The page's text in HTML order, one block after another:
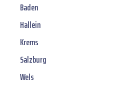
Baden
Hallein
Krems
Salzburg
Wels